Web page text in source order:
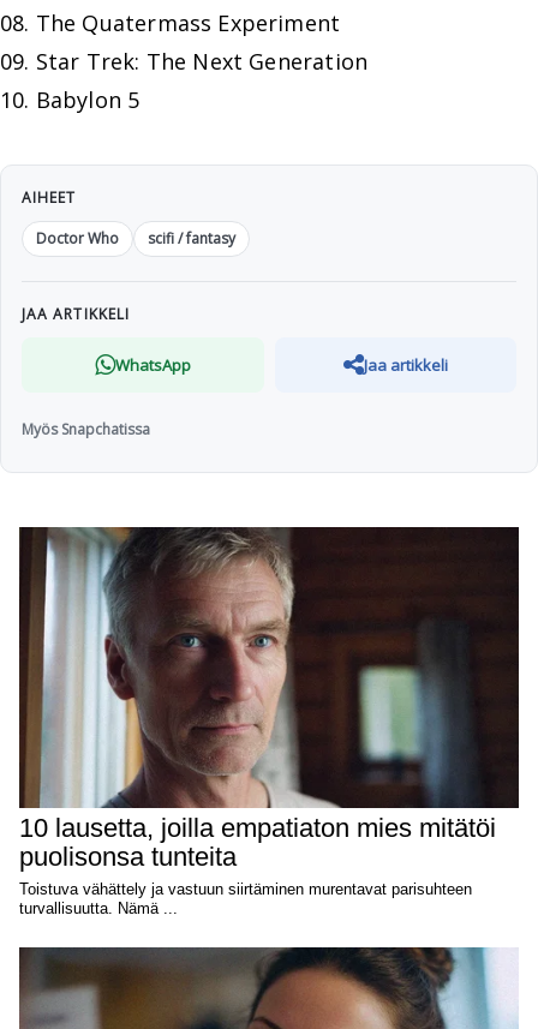
08. The Quatermass Experiment
09. Star Trek: The Next Generation
10. Babylon 5
AIHEET
Doctor Who
scifi / fantasy
JAA ARTIKKELI
WhatsApp Jaa artikkeli
Myös Snapchatissa